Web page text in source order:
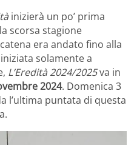
inizierà un po’ prima
scorsa stagione
era andato fino alla
solamente a
L’Eredità 2024/2025va in
2024. Domenica 3
l’ultima puntata di questa